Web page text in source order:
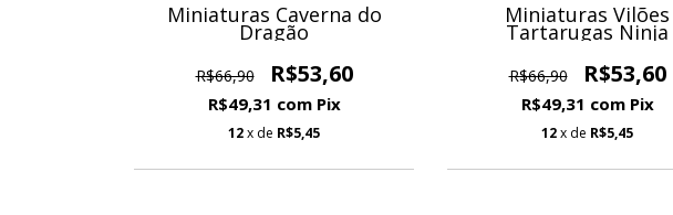
Miniaturas Caverna do
Dragão
R$66,90 R$53,60
R$49,31 com Pix
12x de R$5,45
Miniaturas Vilões
Tartarugas Ninja
R$66,90 R$53,60
R$49,31 com Pix
12x de R$5,45